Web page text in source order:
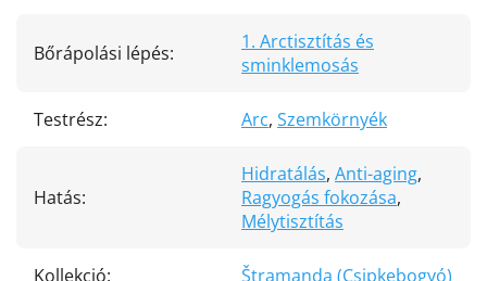
Bőrápolási lépés:
1. Arctisztítás és
sminklemosás
Testrész: Arc, Szemkörnyék
Hatás:
Hidratálás, Anti-aging,
Ragyogás fokozása,
Mélytisztítás
Kollekció: Štramanda (Csipkebogyó)